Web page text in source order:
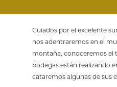
Guiados por el excelente
nos adentraremos en el
montaña, conoceremos el
bodegas están realizando
cataremos algunas de sus